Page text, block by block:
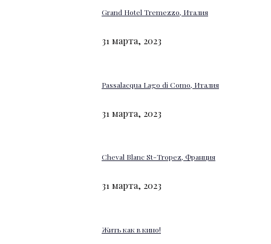
Grand Hotel Tremezzo, Италия
31 марта, 2023
Passalacqua Lago di Como, Италия
31 марта, 2023
Cheval Blanc St-Tropez, Франция
31 марта, 2023
Жить как в кино!